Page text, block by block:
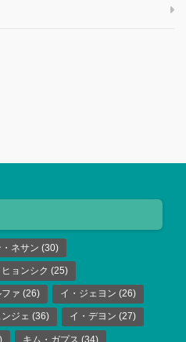
ネサン (30)
ョンシク (25)
ァ (26) イ・ジェヨン (26)
ジェ (36) イ・デヨン (27)
キム・ガプス (34)